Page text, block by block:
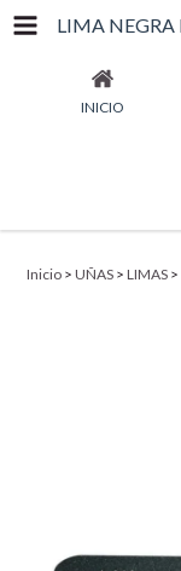
INICIO
Inicio > UÑAS > LIMAS >